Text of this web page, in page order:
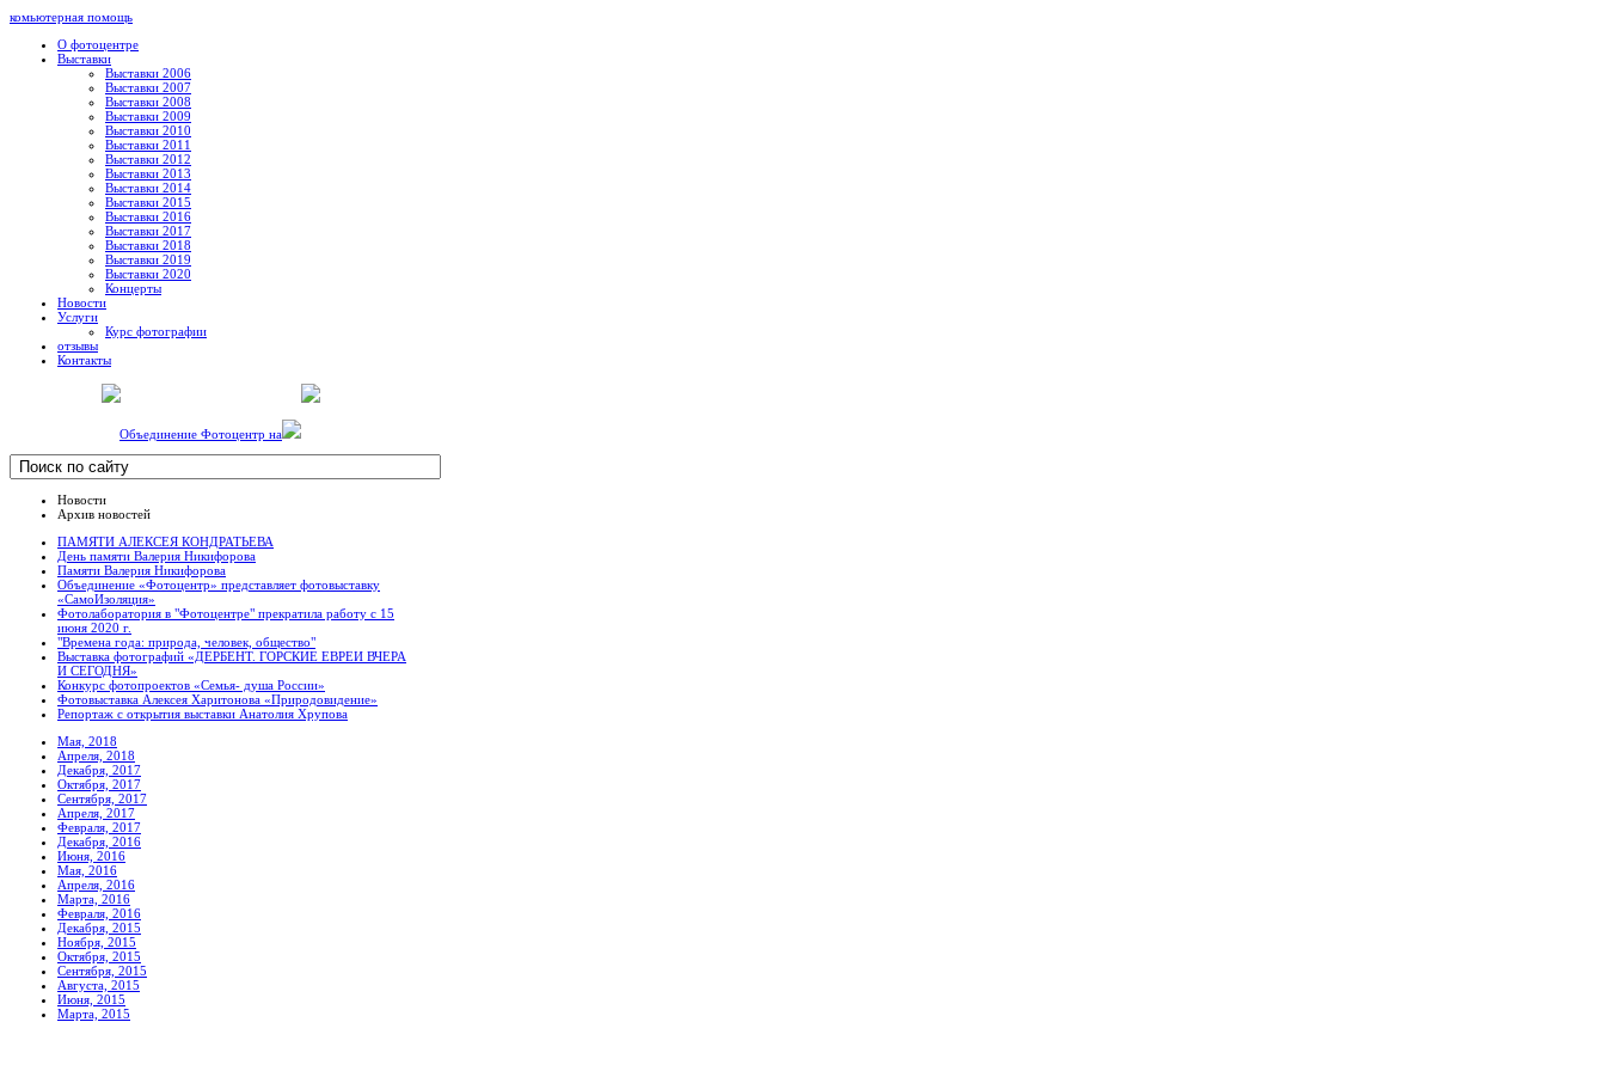
комьютерная помощь
О фотоцентре
Выставки
Выставки 2006
Выставки 2007
Выставки 2008
Выставки 2009
Выставки 2010
Выставки 2011
Выставки 2012
Выставки 2013
Выставки 2014
Выставки 2015
Выставки 2016
Выставки 2017
Выставки 2018
Выставки 2019
Выставки 2020
Концерты
Новости
Услуги
Курс фотографии
отзывы
Контакты
Объединение Фотоцентр на
Новости
Архив новостей
ПАМЯТИ АЛЕКСЕЯ КОНДРАТЬЕВА
День памяти Валерия Никифорова
Памяти Валерия Никифорова
Объединение «Фотоцентр» представляет фотовыставку
«СамоИзоляция»
Фотолаборатория в "Фотоцентре" прекратила работу с 15
июня 2020 г.
"Времена года: природа, человек, общество"
Выставка фотографий «ДЕРБЕНТ. ГОРСКИЕ ЕВРЕИ ВЧЕРА
И СЕГОДНЯ»
Конкурс фотопроектов «Семья- душа России»
Фотовыставка Алексея Харитонова «Природовидение»
Репортаж с открытия выставки Анатолия Хрупова
Мая, 2018
Апреля, 2018
Декабря, 2017
Октября, 2017
Сентября, 2017
Апреля, 2017
Февраля, 2017
Декабря, 2016
Июня, 2016
Мая, 2016
Апреля, 2016
Марта, 2016
Февраля, 2016
Декабря, 2015
Ноября, 2015
Октября, 2015
Сентября, 2015
Августа, 2015
Июня, 2015
Марта, 2015